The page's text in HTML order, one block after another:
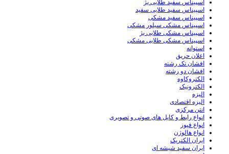
اسپیناس سفید طلایی بژ
اسپیناس سفید طلایی سفید
اسپیناس سفید مشکی
اسپیناس مشکی سیلور مشکی
اسپیناس مشکی طلایی بژ
اسپیناس مشکی طلایی مشکی
استوانه
اعلان حریق
افشان تک رشته
افشان دو رشته
الکتروکاوه
الکترونیک
الیزه
الیزه اقتصادی
انتن مرکزی
انواع رابط و کابل های صوتی و تصویری
انواع فیوز
انواع هالوژن
ایران الکتریک
ایران سفید شیشه ای